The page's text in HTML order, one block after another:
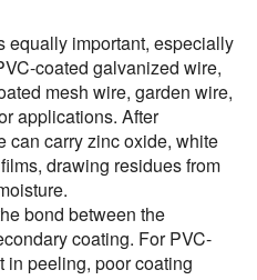
equally important, especially
coated galvanized wire,
mesh wire, garden wire,
applications. After
can carry zinc oxide, white
drawing residues from
bond between the
coating. For PVC-
in peeling, poor coating